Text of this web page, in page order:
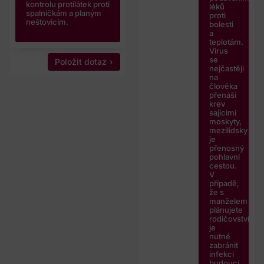
kontrolu protilátek proti
spalničkám a planým
neštovicím.
Položit dotaz
léků
proti
bolesti
a
teplotám.
Virus
se
nejčastěji
na
člověka
přenáší
krev
sajícími
moskyty,
mezilidsky
je
přenosný
pohlavní
cestou.
V
případě,
že s
manželem
plánujete
rodičovství,
je
nutné
zabránit
infekci